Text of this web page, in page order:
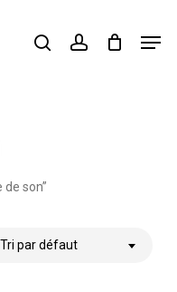
searchaccount
son”
Tri par défaut
Close